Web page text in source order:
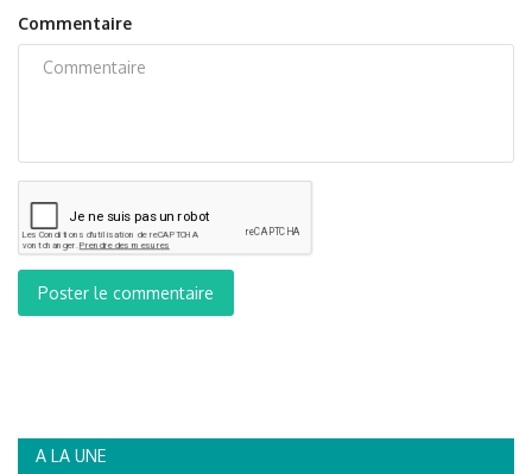
Commentaire
Poster le commentaire
A LA UNE